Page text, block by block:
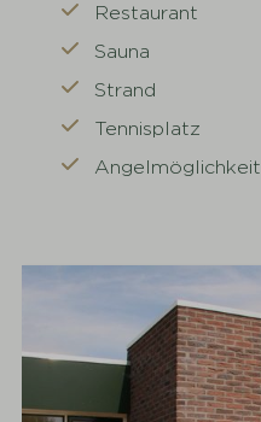
Restaurant
Sauna
Strand
Tennisplatz
Angelmöglichkeit